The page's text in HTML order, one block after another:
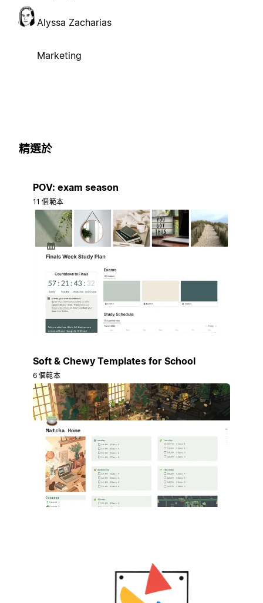
Alyssa Zacharias
Marketing
精選於
POV: exam season
11 個範本
Soft & Chewy Templates for School
6 個範本